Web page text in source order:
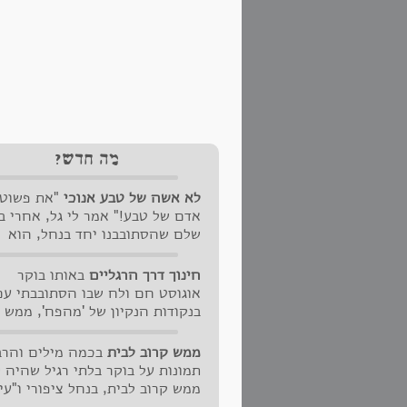
מה חדש?
לא אשה של טבע אנוכי "את
אדם של טבע!" אמר לי גל, אחרי
שלם שהסתובבנו יחד בנחל, הוא
עניתי לו " אני אישה של אנשים,
וככזאת, אם אתה מוציא אותי
אני, מוציאה ממנו את המיטב"
מצלמת הקנון שלי.
חינוך דרך הרגליים באותו בוקר
אוגוסט חם ולח שבו הסתובבתי
בנקודות הנקיון של 'מהפח', ממש
סנדלר-כהן וחמשת ילדיה
בעטרת. האיש שלה שמעון כהן
להביא הרכב והילדים סבבו
ממש קרוב לבית בכמה מילים
תמונות על בוקר בלתי רגיל שהיה
ממש קרוב לבית, בנחל ציפורי